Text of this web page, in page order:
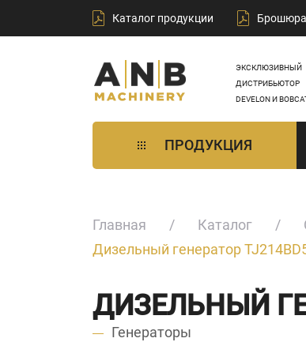
Каталог продукции
ЭКСКЛЮЗИВНЫЙ
ДИСТРИБЬЮТОР
DEVELON И
ПРОДУКЦИЯ
Главная Каталог
Дизельный генератор
ДИЗЕЛЬНЫЙ
Генераторы